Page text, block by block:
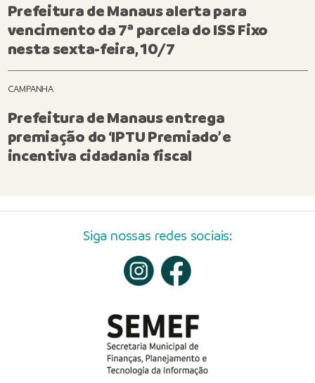
Prefeitura de Manaus alerta para
vencimento da 7ª parcela do ISS Fixo
nesta sexta-feira, 10/7
CAMPANHA
Prefeitura de Manaus entrega
premiação do ‘IPTU Premiado’ e
incentiva cidadania fiscal
Siga nossas redes sociais: